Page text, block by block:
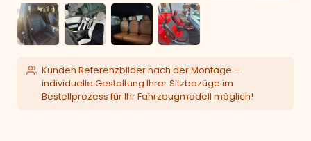
Kunden Referenzbilder nach der Montage –
individuelle Gestaltung Ihrer Sitzbezüge im
Bestellprozess für Ihr Fahrzeugmodell möglich!